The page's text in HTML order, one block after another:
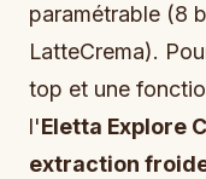
paramétrable (8
LatteCrema).
top et une
l'Eletta Explore
extraction